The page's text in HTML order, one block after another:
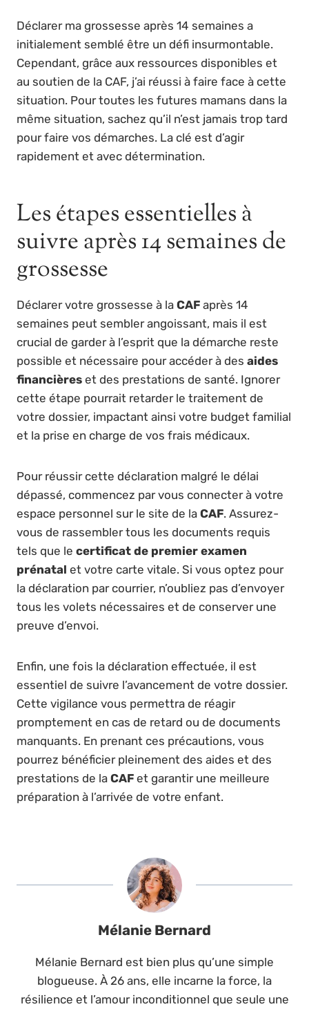
Déclarer ma grossesse après 14 semaines a
initialement semblé être un défi insurmontable.
Cependant, grâce aux ressources disponibles et
au soutien de la CAF, j’ai réussi à faire face à cette
situation. Pour toutes les futures mamans dans la
même situation, sachez qu’il n’est jamais trop tard
pour faire vos démarches. La clé est d’agir
rapidement et avec détermination.
Les étapes essentielles à
suivre après 14 semaines de
grossesse
Déclarer votre grossesse à la CAF après 14
semaines peut sembler angoissant, mais il est
crucial de garder à l’esprit que la démarche reste
possible et nécessaire pour accéder à des aides
financières et des prestations de santé. Ignorer
cette étape pourrait retarder le traitement de
votre dossier, impactant ainsi votre budget familial
et la prise en charge de vos frais médicaux.
Pour réussir cette déclaration malgré le délai
dépassé, commencez par vous connecter à votre
espace personnel sur le site de la CAF. Assurez-
vous de rassembler tous les documents requis
tels que le certificat de premier examen
prénatal et votre carte vitale. Si vous optez pour
la déclaration par courrier, n’oubliez pas d’envoyer
tous les volets nécessaires et de conserver une
preuve d’envoi.
Enfin, une fois la déclaration effectuée, il est
essentiel de suivre l’avancement de votre dossier.
Cette vigilance vous permettra de réagir
promptement en cas de retard ou de documents
manquants. En prenant ces précautions, vous
pourrez bénéficier pleinement des aides et des
prestations de la CAF et garantir une meilleure
préparation à l’arrivée de votre enfant.
Mélanie Bernard
Mélanie Bernard est bien plus qu’une simple
blogueuse. À 26 ans, elle incarne la force, la
résilience et l’amour inconditionnel que seule une